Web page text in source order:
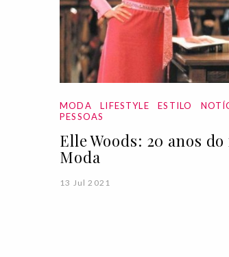
MODA LIFESTYLE ESTILO
PESSOAS
Elle Woods: 20 anos
Moda
13 Jul 2021